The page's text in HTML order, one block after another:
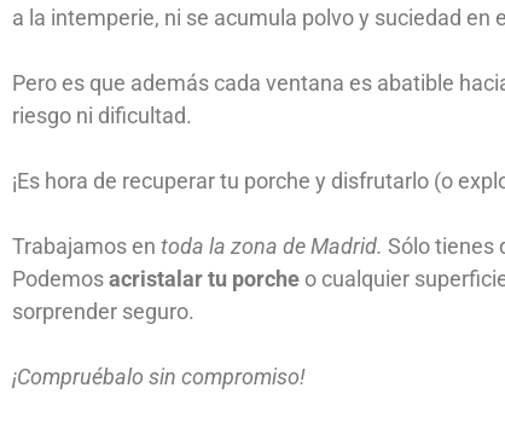
a la intemperie, ni se acumula polvo y suciedad en
Pero es que además cada ventana es abatible
riesgo ni dificultad.
¡Es hora de recuperar tu porche y disfrutarlo (o
Trabajamos en toda la zona de Madrid. Sólo tienes
Podemosacristalar tu porche o cualquier
sorprender seguro.
¡Compruébalo sin compromiso!